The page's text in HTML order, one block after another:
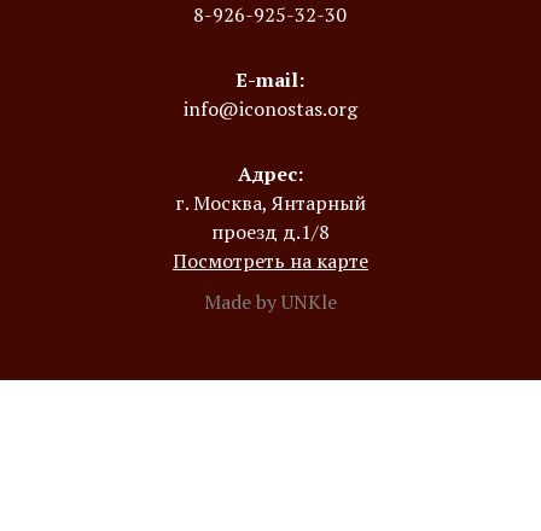
8-926-925-32-30
E-mail:
info@iconostas.org
Адрес:
г. Москва, Янтарный
проезд д.1/8
Посмотреть на карте
Made by UNKle